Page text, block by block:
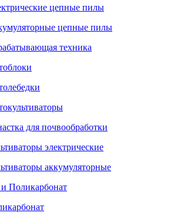
цепные пилы
цепные пилы
техника
для почвообработки
электрические
аккумуляторные
Поликарбонат